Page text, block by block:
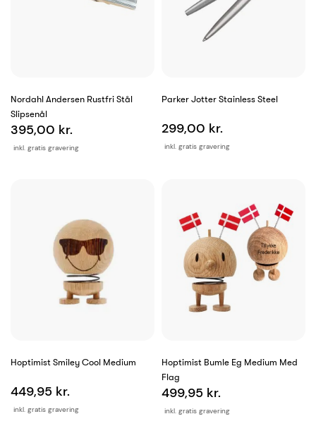
Nordahl Andersen Rustfri Stål
Slipsenål
inkl. gratis gravering
395,00 kr.
Parker Jotter Stainless Steel
inkl. gratis gravering
299,00 kr.
Hoptimist Smiley Cool Medium
inkl. gratis gravering
449,95 kr.
Hoptimist Bumle Eg Medium Med
Flag
inkl. gratis gravering
499,95 kr.